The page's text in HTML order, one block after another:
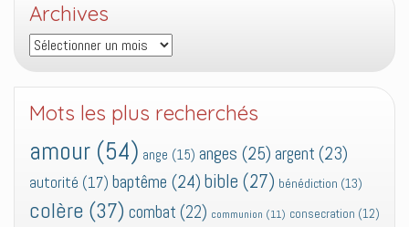
Archives
Archives
Mots les plus recherchés
amour (54) ange (15) anges (25) argent (23)
autorité (17) baptême (24) bible (27) bénédiction (13)
colère (37) combat (22) communion (11) consecration (12)